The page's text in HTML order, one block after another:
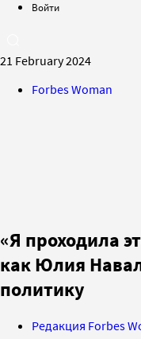
Войти
21 February 2024
Forbes Woman
«Я проходила
как Юлия
политику
Редакция Forbes